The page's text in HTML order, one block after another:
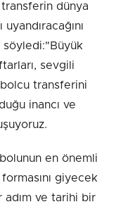
dünya
söyledi:"Büyük
sevgili
transferini
inancı ve
en önemli
giyecek
adım ve tarihi bir